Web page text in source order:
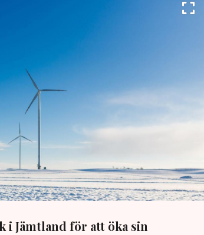
i Jämtland för att öka sin